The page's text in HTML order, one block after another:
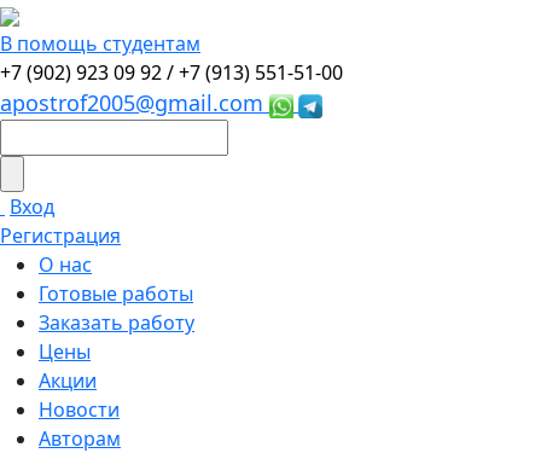
В помощь студентам
+7 (902) 923 09 92 /+7 (913) 551-51-00
apostrof2005@gmail.com
Вход
Регистрация
О нас
Готовые работы
Заказать работу
Цены
Акции
Новости
Авторам